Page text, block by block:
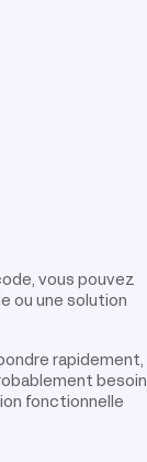
vous pouvez
ou une solution
rapidement,
besoin
fonctionnelle